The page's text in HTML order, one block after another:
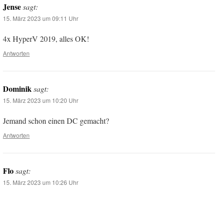
Jensesagt:
15. März 2023 um 09:11 Uhr
4x HyperV 2019, alles OK!
Antworten
Dominiksagt:
15. März 2023 um 10:20 Uhr
Jemand schon einen DC gemacht?
Antworten
Flosagt:
15. März 2023 um 10:26 Uhr